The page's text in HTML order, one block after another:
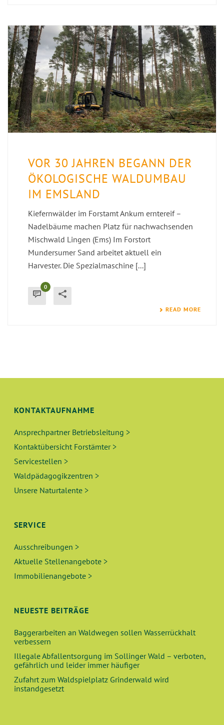
VOR 30 JAHREN BEGANN DER
ÖKOLOGISCHE WALDUMBAU
IM EMSLAND
Kiefernwälder im Forstamt Ankum erntereif –
Nadelbäume machen Platz für nachwachsenden
Mischwald Lingen (Ems) Im Forstort
Mundersumer Sand arbeitet aktuell ein
Harvester. Die Spezialmaschine [...]
0
READ MORE
KONTAKTAUFNAHME
Ansprechpartner Betriebsleitung >
Kontaktübersicht Forstämter >
Servicestellen >
Waldpädagogikzentren >
Unsere Naturtalente >
SERVICE
Ausschreibungen >
Aktuelle Stellenangebote >
Immobilienangebote >
NEUESTE BEITRÄGE
Baggerarbeiten an Waldwegen sollen Wasserrückhalt
verbessern
Illegale Abfallentsorgung im Sollinger Wald – verboten,
gefährlich und leider immer häufiger
Zufahrt zum Waldspielplatz Grinderwald wird
instandgesetzt